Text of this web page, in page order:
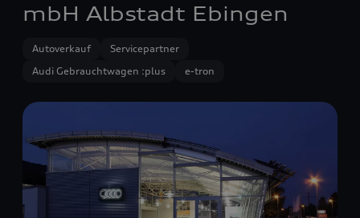
mbH Albstadt Ebingen
Autoverkauf
Servicepartner
Audi Gebrauchtwagen :plus
e-tron